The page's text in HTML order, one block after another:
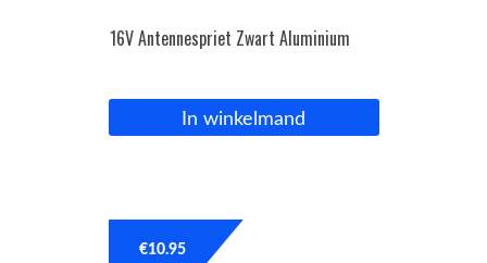
16V Antennespriet Zwart Aluminium
In winkelmand
€10.95